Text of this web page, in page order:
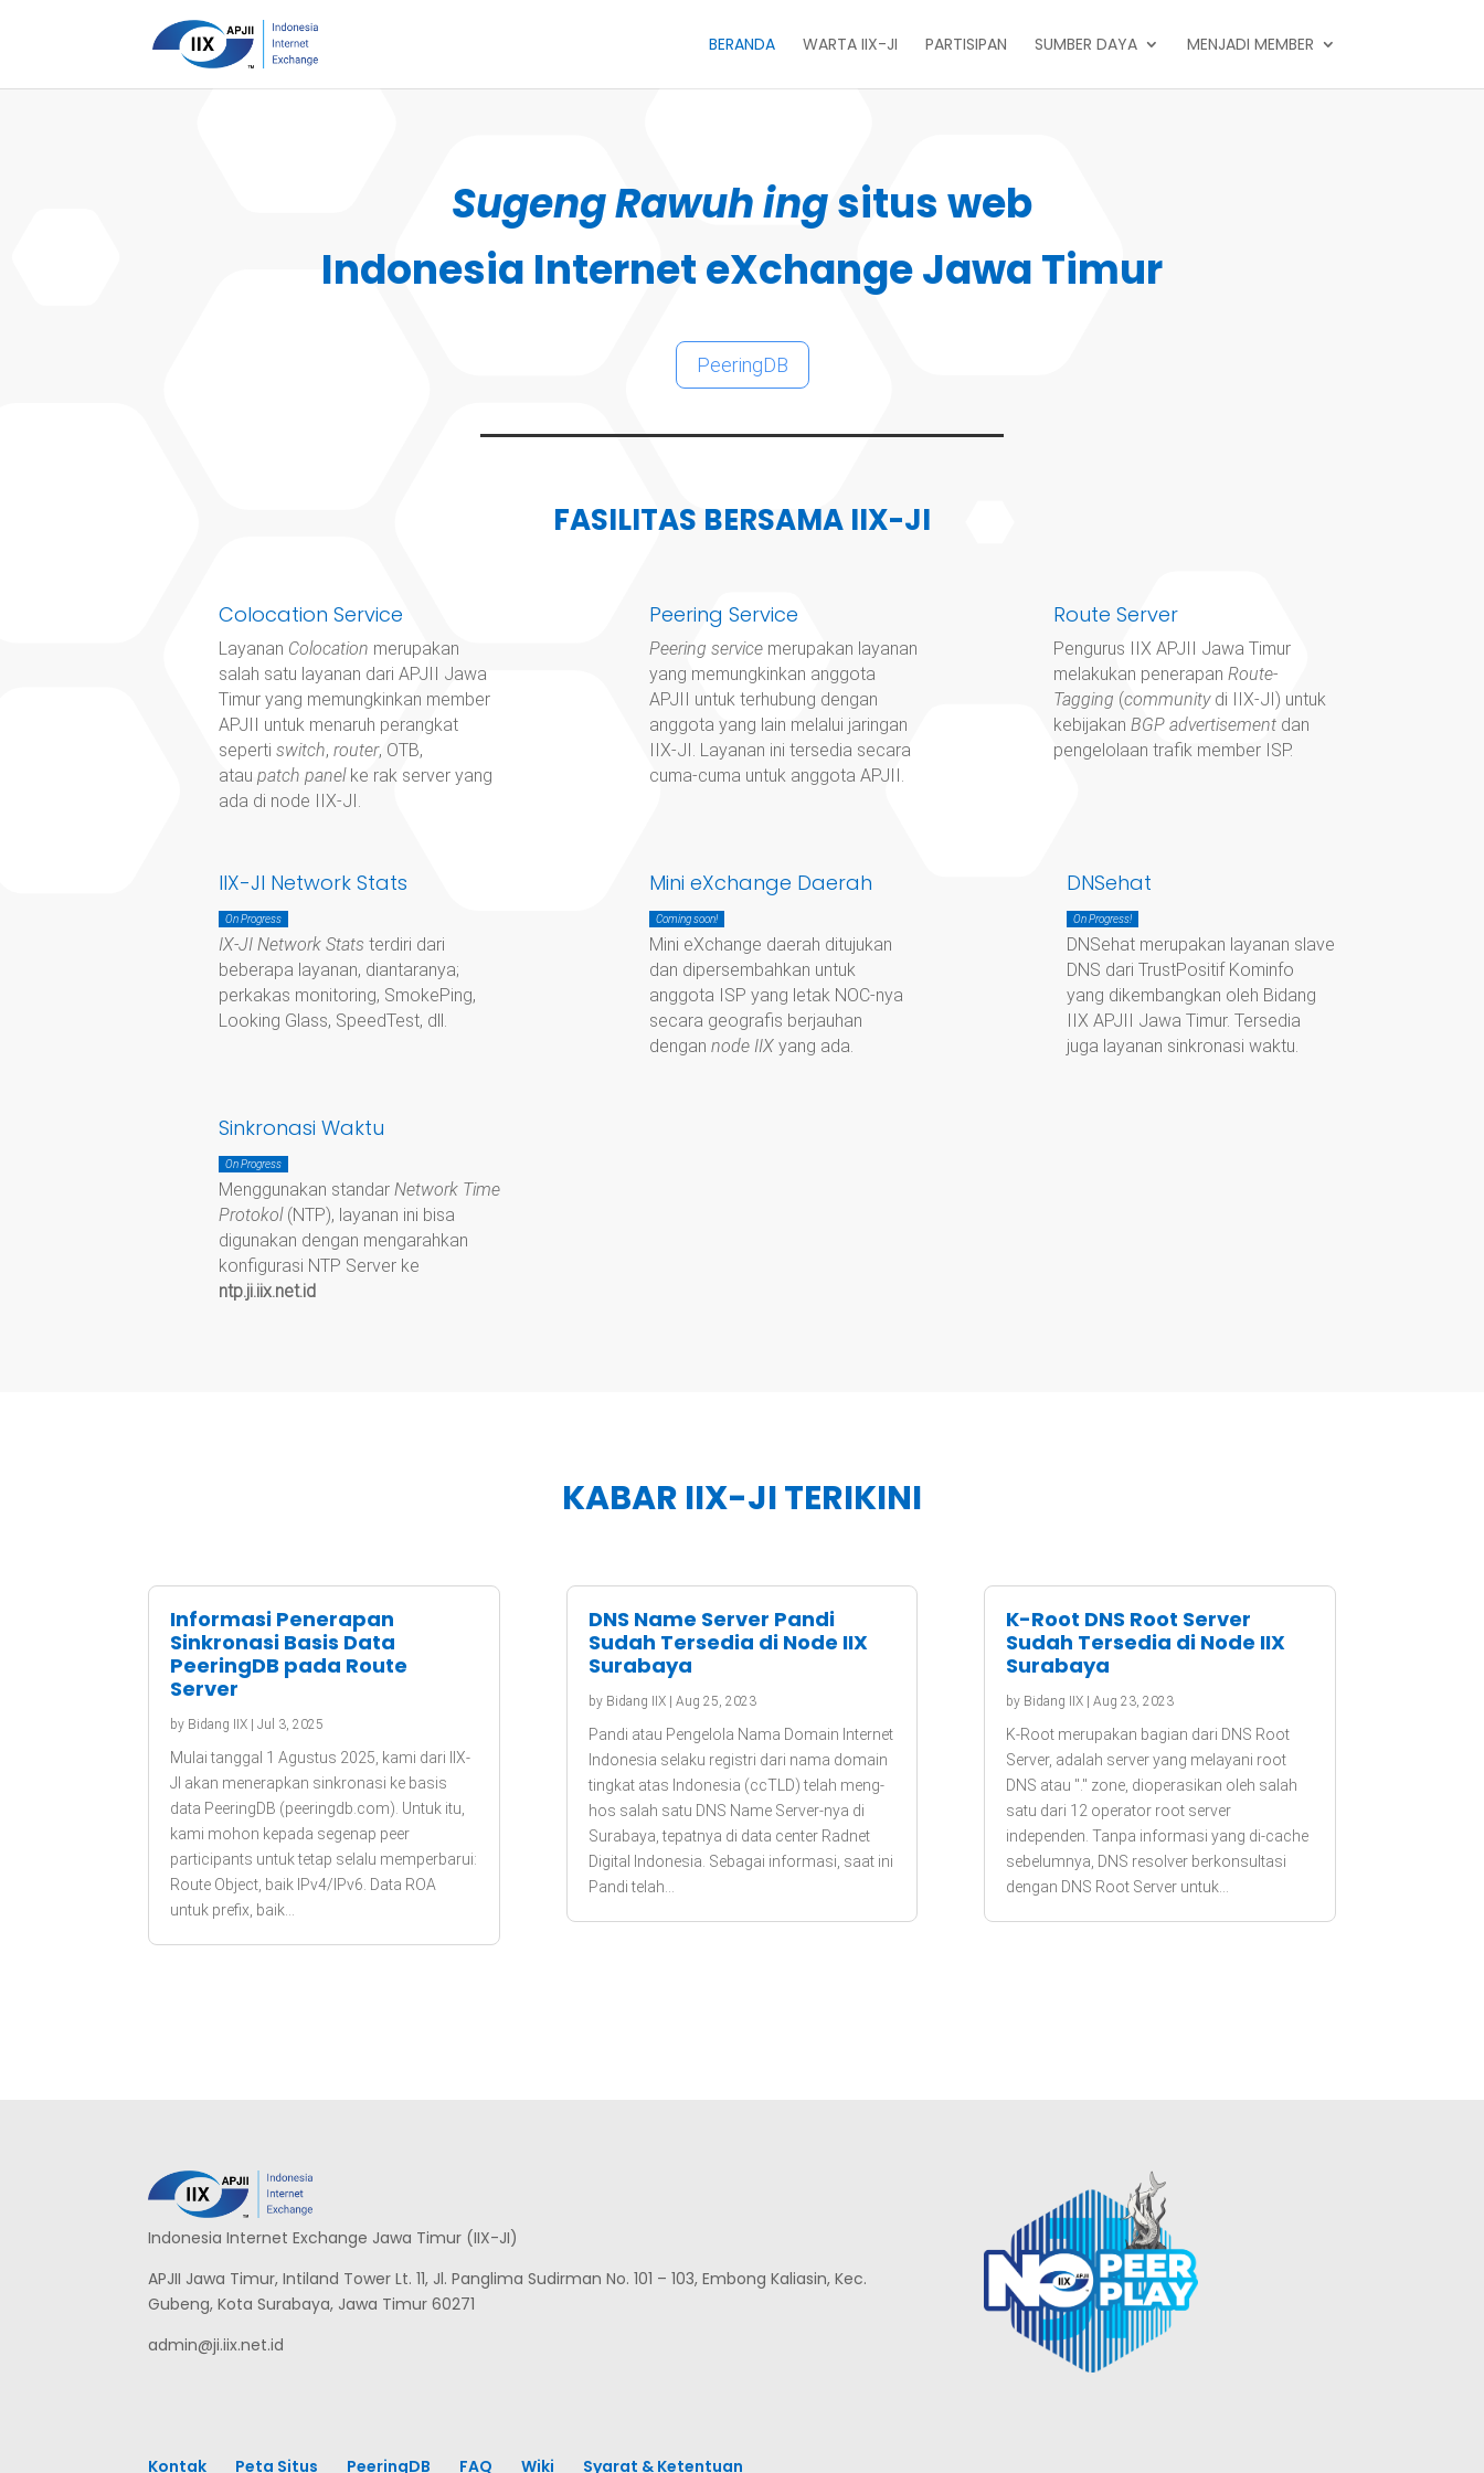
BERANDA WARTA IIX-JI PARTISIPAN SUMBER DAYA MENJADI MEMBER
Sugeng Rawuh ingsitus web
Indonesia Internet eXchange Jawa Timur
PeeringDB
FASILITAS BERSAMA IIX-JI
Colocation Service
Layanan Colocation merupakan
salah satu layanan dari APJII Jawa
Timur yang memungkinkan member
APJII untuk menaruh perangkat
seperti switch, router, OTB,
atau patch panelke rak server yang
ada di node IIX-JI.
Peering Service
Peering servicemerupakan layanan
yang memungkinkan anggota
APJII untuk terhubung dengan
anggota yang lain melalui jaringan
IIX-JI. Layanan ini tersedia secara
cuma-cuma untuk anggota APJII.
Route Server
Pengurus IIX APJII Jawa Timur
melakukan penerapanRoute-
Tagging (communitydi IIX-JI) untuk
kebijakanBGP advertisement dan
pengelolaan trafik member ISP.
IIX-JI Network Stats
On Progress
IX-JI Network Stats terdiri dari
beberapa layanan, diantaranya;
perkakas monitoring, SmokePing,
Looking Glass, SpeedTest, dll.
Mini eXchange Daerah
Coming soon!
Mini eXchange daerah ditujukan
dan dipersembahkan untuk
anggota ISP yang letak NOC-nya
secara geografis berjauhan
dengan node IIXyang ada.
DNSehat
On Progress!
DNSehat merupakan layanan slave
DNS dari TrustPositif Kominfo
yang dikembangkan oleh Bidang
IIX APJII Jawa Timur. Tersedia
juga layanan sinkronasi waktu.
Sinkronasi Waktu
On Progress
Menggunakan standar Network Time
Protokol(NTP), layanan ini bisa
digunakan dengan mengarahkan
konfigurasi NTP Server ke
ntp.ji.iix.net.id
KABAR IIX-JI TERIKINI
Informasi Penerapan
Sinkronasi Basis Data
PeeringDB pada Route
Server
by Bidang IIX |Jul 3, 2025
Mulai tanggal 1 Agustus 2025, kami dari IIX-
JI akan menerapkan sinkronasi ke basis
data PeeringDB (peeringdb.com). Untuk itu,
kami mohon kepada segenap peer
participants untuk tetap selalu memperbarui:
Route Object, baik IPv4/IPv6. Data ROA
untuk prefix, baik...
DNS Name Server Pandi
Sudah Tersedia di Node IIX
Surabaya
by Bidang IIX| Aug 25, 2023
Pandi atau Pengelola Nama Domain Internet
Indonesia selaku registri dari nama domain
tingkat atas Indonesia (ccTLD) telah meng-
hos salah satu DNS Name Server-nya di
Surabaya, tepatnya di data center Radnet
Digital Indonesia. Sebagai informasi, saat ini
Pandi telah...
K-Root DNS Root Server
Sudah Tersedia di Node IIX
Surabaya
by Bidang IIX| Aug 23, 2023
K-Root merupakan bagian dari DNS Root
Server, adalah server yang melayani root
DNS atau "." zone, dioperasikan oleh salah
satu dari 12 operator root server
independen. Tanpa informasi yang di-cache
sebelumnya, DNS resolver berkonsultasi
dengan DNS Root Server untuk...
Indonesia Internet Exchange Jawa Timur (IIX-JI)
APJII Jawa Timur, Intiland Tower Lt. 11, Jl. Panglima Sudirman No. 101 – 103, Embong Kaliasin, Kec.
Gubeng, Kota Surabaya, Jawa Timur 60271
admin@ji.iix.net.id
Kontak Peta Situs PeeringDB FAQ Wiki Syarat & Ketentuan